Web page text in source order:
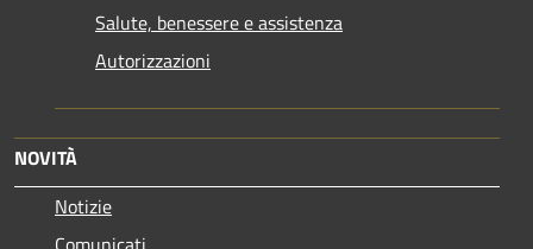
Salute, benessere e assistenza
Autorizzazioni
NOVITÀ
Notizie